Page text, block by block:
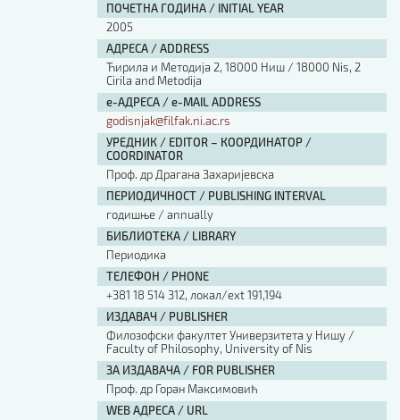
ПОЧЕТНА ГОДИНА / INITIAL YEAR
2005
АДРЕСА / ADDRESS
Ћирила и Методија 2, 18000 Ниш / 18000 Nis, 2
Cirila and Metodija
е-АДРЕСА / e-MAIL ADDRESS
godisnjak@filfak.ni.ac.rs
УРЕДНИК / EDITOR – КООРДИНАТОР /
COORDINATOR
Проф. др Драгана Захаријевска
ПЕРИОДИЧНОСТ / PUBLISHING INTERVAL
годишње / annually
БИБЛИОТЕКА / LIBRARY
Периодика
ТЕЛЕФОН / PHONE
+381 18 514 312, локал/ext 191,194
ИЗДАВАЧ / PUBLISHER
Филозофски факултет Универзитета у Нишу /
Faculty of Philosophy, University of Nis
ЗА ИЗДАВАЧА / FOR PUBLISHER
Проф. др Горан Максимовић
WEB АДРЕСА / URL